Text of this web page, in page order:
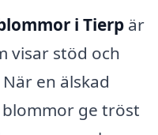
i Tierp är
visar stöd och
en älskad
ge tröst